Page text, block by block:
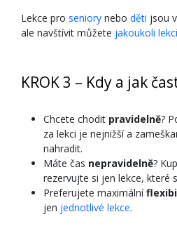
Lekce pro seniory nebo děti jsou
ale navštívit můžete jakoukoli lekci
KROK 3 – Kdy a jak
Chcete chodit pravidelně?
za lekci je nejnižší a
nahradit.
Máte čas nepravidelně?
rezervujte si jen lekce, které
Preferujete maximální
jen jednotlivé lekce.